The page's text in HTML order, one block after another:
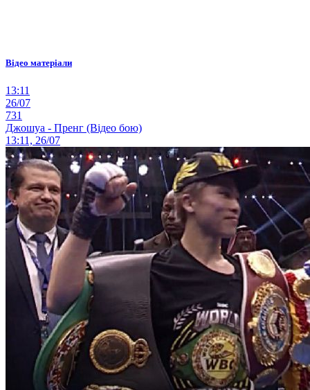
Відео матеріали
13:11
26/07
731
Джошуа - Пренг (Відео бою)
13:11, 26/07